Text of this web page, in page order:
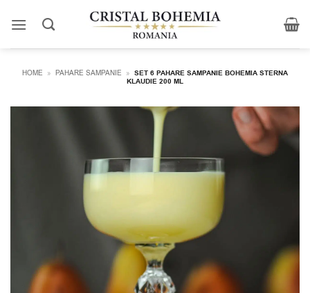
HOME » PAHARE SAMPANIE » SET 6 PAHARE SAMPANIE BOHEMIA STERNA
KLAUDIE 200 ML